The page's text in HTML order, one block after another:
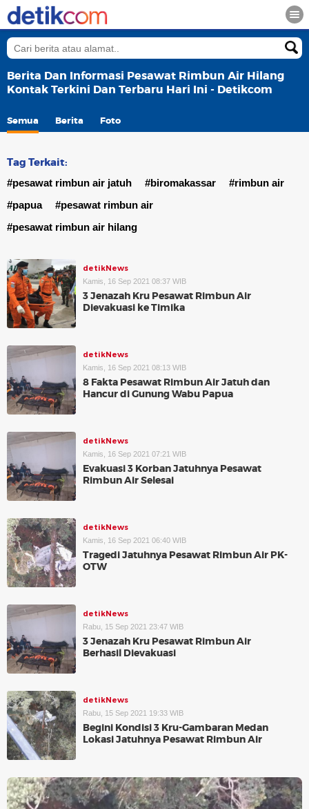
Berita Dan Informasi Pesawat Rimbun Air Hilang
Kontak Terkini Dan Terbaru Hari Ini - Detikcom
Semua Berita Foto
Tag Terkait:
#pesawat rimbun air jatuh #biromakassar
#rimbun air
#papua
#pesawat rimbun air
#pesawat rimbun air hilang
detikNews
Kamis, 16 Sep 2021 08:37 WIB
3 Jenazah Kru Pesawat Rimbun Air
Dievakuasi ke Timika
detikNews
Kamis, 16 Sep 2021 08:13 WIB
8 Fakta Pesawat Rimbun Air Jatuh dan
Hancur di Gunung Wabu Papua
detikNews
Kamis, 16 Sep 2021 07:21 WIB
Evakuasi 3 Korban Jatuhnya Pesawat
Rimbun Air Selesai
detikNews
Kamis, 16 Sep 2021 06:40 WIB
Tragedi Jatuhnya Pesawat Rimbun Air PK-
OTW
detikNews
Rabu, 15 Sep 2021 23:47 WIB
3 Jenazah Kru Pesawat Rimbun Air
Berhasil Dievakuasi
detikNews
Rabu, 15 Sep 2021 19:33 WIB
Begini Kondisi 3 Kru-Gambaran Medan
Lokasi Jatuhnya Pesawat Rimbun Air